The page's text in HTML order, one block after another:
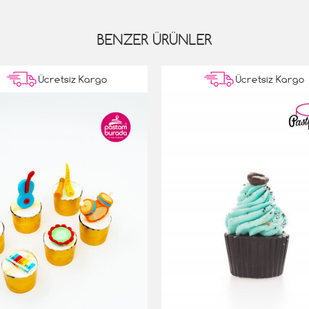
BENZER ÜRÜNLER
Ücretsiz Kargo Ücretsiz Kargo